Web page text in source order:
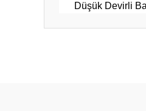
Düşük Devirli